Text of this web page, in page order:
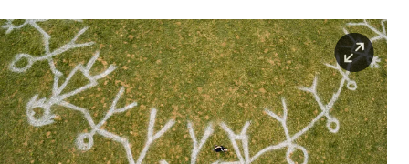
sport
berlin
nord
wahrheit